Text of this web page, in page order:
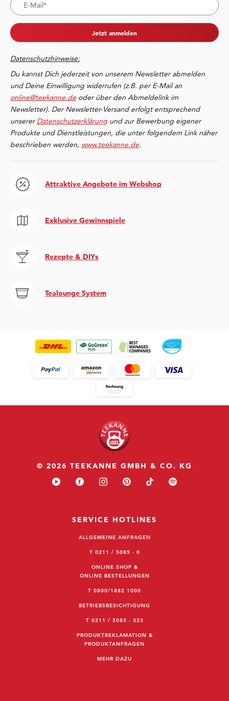
Jetzt anmelden
Datenschutzhinweise:
Du kannst Dich jederzeit von unserem Newsletter abmelden
und Deine Einwilligung widerrufen (z.B. per E-Mail an
online@teekanne.de oder über den Abmeldelink im
Newsletter). Der Newsletter-Versand erfolgt entsprechend
unsererDatenschutzerklärung und zur Bewerbung eigener
Produkte und Dienstleistungen, die unter folgendem Link näher
beschrieben werden, www.teekanne.de.
Attraktive Angebote im Webshop
Exklusive Gewinnspiele
Rezepte & DIYs
Tealounge System
© 2026 TEEKANNE GMBH & CO. KG
SERVICE HOTLINES
ALLGEMEINE ANFRAGEN
T 0211 / 5085 - 0
ONLINE SHOP &
ONLINE BESTELLUNGEN
T 0800/1882 1000
BETRIEBSBESICHTIGUNG
T 0211 / 5085 - 323
PRODUKTREKLAMATION &
PRODUKTANFRAGEN
MEHR DAZU